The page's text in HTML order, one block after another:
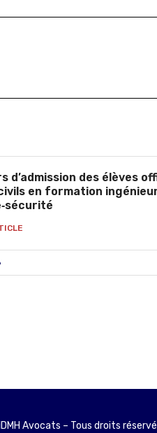
d’admission des élèves
en formation
Avocats – Tous droits